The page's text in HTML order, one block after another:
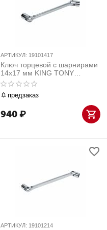
АРТИКУЛ: 19101417
Ключ торцевой с шарнирами
14x17 мм KING TONY
19101417
предзаказ
940₽
АРТИКУЛ: 19101214